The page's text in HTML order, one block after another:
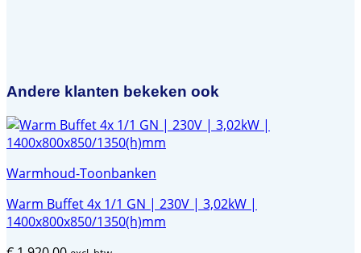
Andere klanten bekeken ook
Warmhoud-Toonbanken
Warm Buffet 4x 1/1 GN | 230V | 3,02kW |
1400x800x850/1350(h)mm